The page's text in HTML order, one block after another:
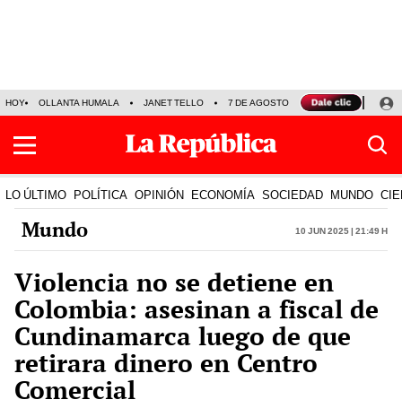
HOY OLLANTA HUMALA JANET TELLO 7 DE AGOSTO TINKA RESULTADOS
LO ÚLTIMO POLÍTICA OPINIÓN ECONOMÍA SOCIEDAD MUNDO
Mundo 10 Jun 2025 | 21:49 h
Violencia no se detiene en
Colombia: asesinan a fiscal de
Cundinamarca luego de que
retirara dinero en Centro
Comercial